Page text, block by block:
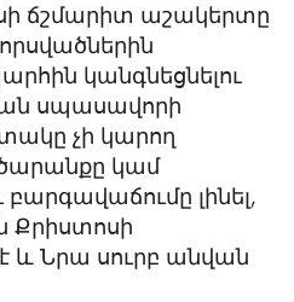
ճշմարիտ աշակերտը
կանգնեցնելու
սպասավորի
չի կարող
կամ
լինել,
Քրիստոսի
և Նրա սուրբ անվան